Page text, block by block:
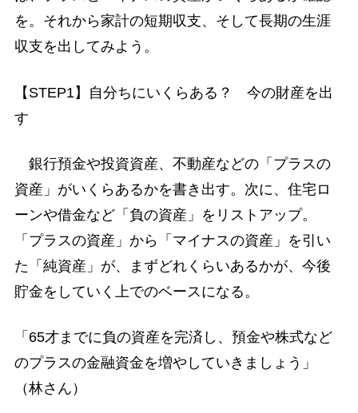
を。それから家計の短期収支、そして長期の生涯
収支を出してみよう。
【STEP1】自分ちにいくらある？ 今の財産を出
す
銀行預金や投資資産、不動産などの「プラスの
資産」がいくらあるかを書き出す。次に、住宅ロ
ーンや借金など「負の資産」をリストアップ。
「プラスの資産」から「マイナスの資産」を引い
た「純資産」が、まずどれくらいあるかが、今後
貯金をしていく上でのベースになる。
「65才までに負の資産を完済し、預金や株式など
のプラスの金融資金を増やしていきましょう」
（林さん）